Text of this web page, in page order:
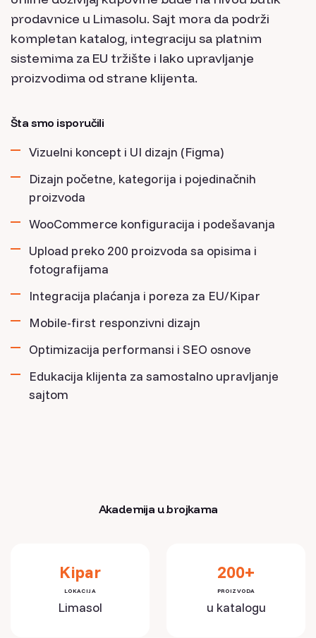
prodavnice u Limasolu. Sajt mora da podrži
kompletan katalog, integraciju sa platnim
sistemima za EU tržište i lako upravljanje
proizvodima od strane klijenta.
Šta smo isporučili
Vizuelni koncept i UI dizajn (Figma)
Dizajn početne, kategorija i pojedinačnih
proizvoda
WooCommerce konfiguracija i podešavanja
Upload preko 200 proizvoda sa opisima i
fotografijama
Integracija plaćanja i poreza za EU/Kipar
Mobile-first responzivni dizajn
Optimizacija performansi i SEO osnove
Edukacija klijenta za samostalno upravljanje
sajtom
Akademija u brojkama
Kipar
LOKACIJA
Limasol
200+
PROIZVODA
u katalogu